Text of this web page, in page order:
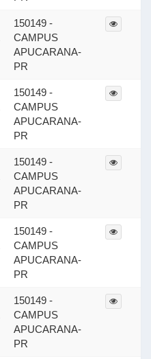
150149 -
CAMPUS
APUCARANA-
PR
150149 -
CAMPUS
APUCARANA-
PR
150149 -
CAMPUS
APUCARANA-
PR
150149 -
CAMPUS
APUCARANA-
PR
150149 -
CAMPUS
APUCARANA-
PR